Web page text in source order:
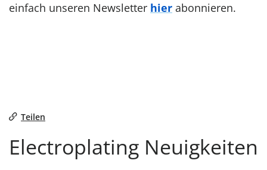
einfach unseren Newsletter hier abonnieren.
Teilen
Electroplating Neuigkeiten